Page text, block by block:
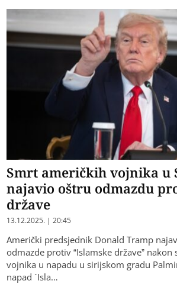
Smrt američkih vojnika u
najavio oštru odmazdu
države
13.12.2025. | 20:45
Američki predsjednik Donald Tramp
odmazde protiv “Islamske države”
vojnika u napadu u sirijskom gradu
napad `Isla…